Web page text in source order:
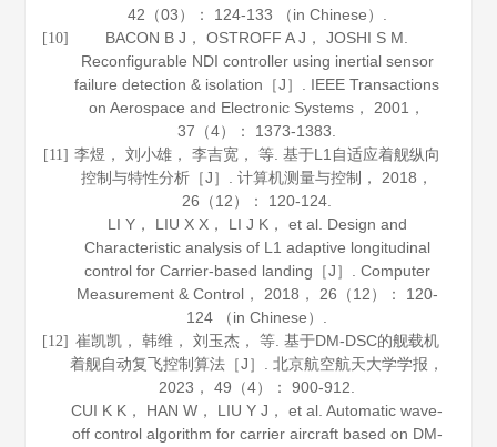
42 （03）： 124-133 （in Chinese）.
[10]
BACON B J， OSTROFF A J， JOSHI S M.
Reconfigurable NDI controller using inertial sensor
failure detection & isolation［J］. IEEE Transactions
on Aerospace and Electronic Systems ， 2001 ，
37 （4）： 1373-1383.
[11] 李煜， 刘小雄， 李吉宽， 等. 基于L1自适应着舰纵向
控制与特性分析［J］.计算机测量与控制 ， 2018 ，
26 （12）： 120-124.
LI Y， LIU X X， LI J K， et al. Design and
Characteristic analysis of L1 adaptive longitudinal
control for Carrier-based landing［J］. Computer
Measurement & Control， 2018 ， 26 （12）： 120-
124 （in Chinese）.
[12] 崔凯凯， 韩维， 刘玉杰， 等. 基于DM-DSC的舰载机
着舰自动复飞控制算法［J］.北京航空航天大学学报 ，
2023 ，49 （4）： 900-912.
CUI K K， HAN W， LIU Y J， et al. Automatic wave-
off control algorithm for carrier aircraft based on DM-